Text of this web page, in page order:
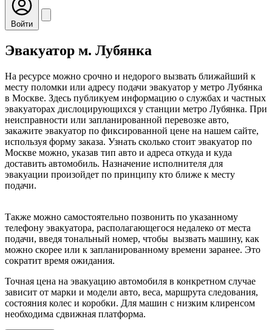
Войти
Эвакуатор м. Лубянка
На ресурсе можно срочно и недорого вызвать ближайший к
месту поломки или адресу подачи эвакуатор у метро Лубянка
в Москве. Здесь публикуем информацию о службах и частных
эвакуаторах дислоцирующихся у станции метро Лубянка. При
неисправности или запланированной перевозке авто,
закажите эвакуатор по фиксированной цене на нашем сайте,
используя форму заказа. Узнать сколько стоит эвакуатор по
Москве можно, указав тип авто и адреса откуда и куда
доставить автомобиль. Назначение исполнителя для
эвакуации произойдет по принципу кто ближе к месту
подачи.
Также можно самостоятельно позвонить по указанному
телефону эвакуатора, располагающегося недалеко от места
подачи, введя тональный номер, чтобы вызвать машину, как
можно скорее или к запланированному времени заранее. Это
сократит время ожидания.
Точная цена на эвакуацию автомобиля в конкретном случае
зависит от марки и модели авто, веса, маршрута следования,
состояния колес и коробки. Для машин с низким клиренсом
необходима сдвижная платформа.